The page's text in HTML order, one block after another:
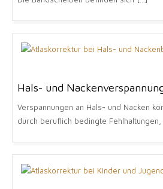
Hals- und
Verspannungen an Hals- und Nacken
durch beruflich bedingte